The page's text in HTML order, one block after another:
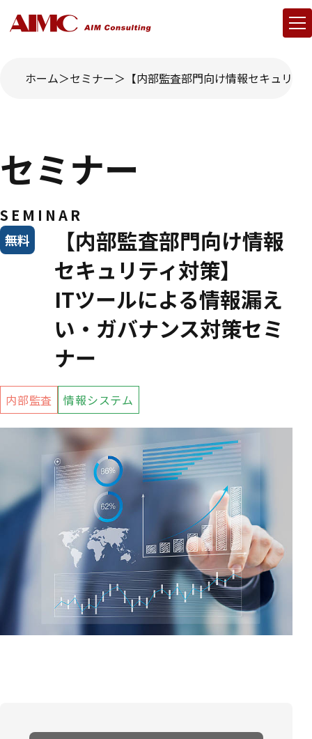
ホーム セミナー 【内部監査部門向け情報セキュリ
セミナー
SEMINAR
【内部監査部門向け情報
セキュリティ対策】
ITツールによる情報漏え
い・ガバナンス対策セミ
ナー
無料
内部監査 情報システム